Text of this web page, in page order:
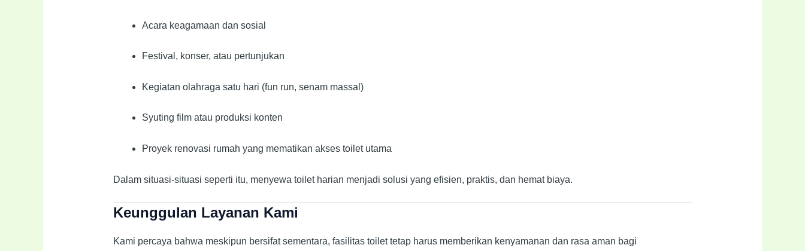
Acara keagamaan dan sosial
Festival, konser, atau pertunjukan
Kegiatan olahraga satu hari (fun run, senam massal)
Syuting film atau produksi konten
Proyek renovasi rumah yang mematikan akses toilet utama
Dalam situasi-situasi seperti itu, menyewa toilet harian menjadi solusi yang efisien, praktis, dan hemat biaya.
Keunggulan Layanan Kami
Kami percaya bahwa meskipun bersifat sementara, fasilitas toilet tetap harus memberikan kenyamanan dan rasa aman bagi